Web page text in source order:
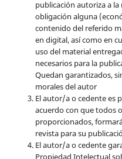
publicación autoriza a
obligación alguna
contenido del referido
en digital, así como en
uso del material
necesarios para la
Quedan garantizados,
morales del autor
El autor/a o cedente es
acuerdo con que todos
proporcionados,
revista para su
El autor/a o cedente
Propiedad Intelectual